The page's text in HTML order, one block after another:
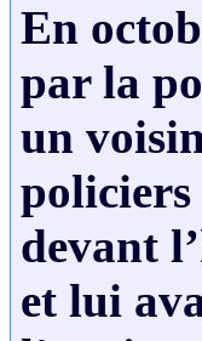
En
par la
un
policiers
devant
et lui